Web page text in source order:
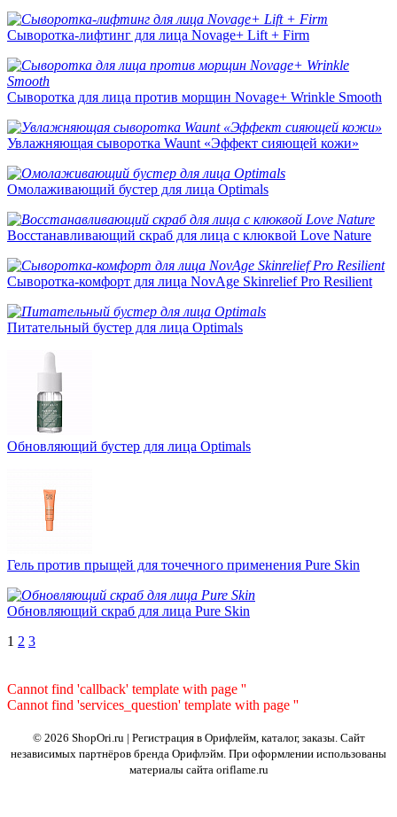
Сыворотка-лифтинг для лица Novage+ Lift + Firm
Сыворотка для лица против морщин Novage+ Wrinkle Smooth
Увлажняющая сыворотка Waunt «Эффект сияющей кожи»
Омолаживающий бустер для лица Optimals
Восстанавливающий скраб для лица с клюквой Love Nature
Сыворотка-комфорт для лица NovAge Skinrelief Pro Resilient
Питательный бустер для лица Optimals
Обновляющий бустер для лица Optimals
Гель против прыщей для точечного применения Pure Skin
Обновляющий скраб для лица Pure Skin
1 2 3
Cannot find 'callback' template with page ''
Cannot find 'services_question' template with page ''
© 2026 ShopOri.ru | Регистрация в Орифлейм, каталог, заказы. Сайт
независимых партнёров бренда Орифлэйм. При оформлении использованы
материалы сайта oriflame.ru